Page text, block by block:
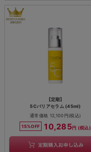
【定期】
5Cバリアセラム (45ml)
通常価格 12,100円(税込)
15%OFF
10,285円 (税込)